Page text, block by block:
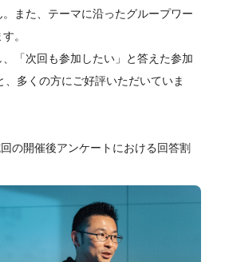
また、テーマに沿ったグループワー
。
「次回も参加したい」と答えた参加
多くの方にご好評いただいていま
の開催後アンケートにおける回答割